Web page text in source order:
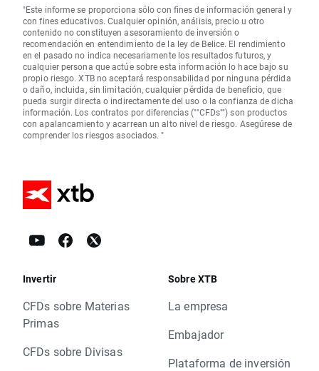
"Este informe se proporciona sólo con fines de información general y
con fines educativos. Cualquier opinión, análisis, precio u otro
contenido no constituyen asesoramiento de inversión o
recomendación en entendimiento de la ley de Belice. El rendimiento
en el pasado no indica necesariamente los resultados futuros, y
cualquier persona que actúe sobre esta información lo hace bajo su
propio riesgo. XTB no aceptará responsabilidad por ninguna pérdida
o daño, incluida, sin limitación, cualquier pérdida de beneficio, que
pueda surgir directa o indirectamente del uso o la confianza de dicha
información. Los contratos por diferencias (""CFDs"") son productos
con apalancamiento y acarrean un alto nivel de riesgo. Asegúrese de
comprender los riesgos asociados. "
Invertir
CFDs sobre Materias
Primas
CFDs sobre Divisas
Sobre XTB
La empresa
Embajador
Plataforma de inversión